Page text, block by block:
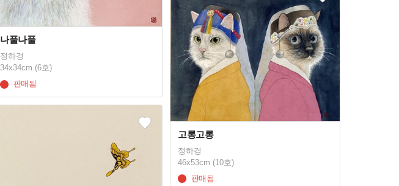
나풀나풀
정하경
34x34cm (6호)
판매됨
고롱고롱
정하경
46x53cm (10호)
판매됨